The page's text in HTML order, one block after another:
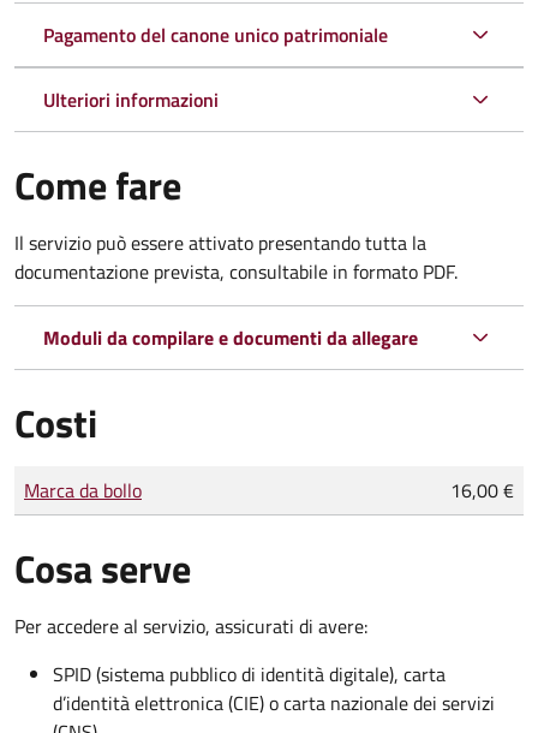
Pagamento del canone unico patrimoniale
Ulteriori informazioni
Come fare
Il servizio può essere attivato presentando tutta la
documentazione prevista, consultabile in formato PDF.
Moduli da compilare e documenti da allegare
Costi
Tipo di pagamento
Importo
Marca da bollo 16,00 €
Cosa serve
Per accedere al servizio, assicurati di avere:
SPID (sistema pubblico di identità digitale), carta
d’identità elettronica (CIE) o carta nazionale dei servizi